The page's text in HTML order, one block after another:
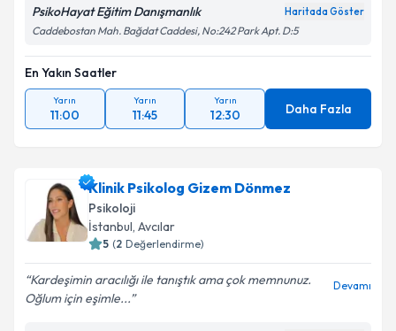
PsikoHayat Eğitim Danışmanlık Haritada Göster
Caddebostan Mah. Bağdat Caddesi, No:242 Park Apt. D:5
En Yakın Saatler
Yarın
11:00
Yarın
11:45
Yarın
12:30 Daha Fazla
Klinik Psikolog Gizem Dönmez
Psikoloji
İstanbul, Avcılar
5 (2 Değerlendirme)
Kardeşimin aracılığı ile tanıştık ama çok memnunuz.
Oğlum için eşimle...
Devamı